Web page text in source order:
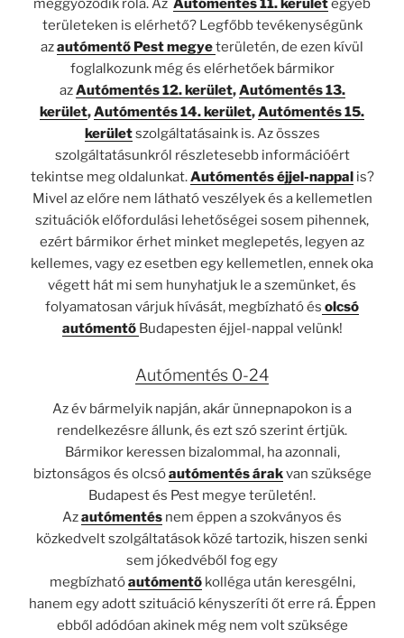
meggyőződik róla. Az Autómentés 11. kerületegyéb
területeken is elérhető? Legfőbb tevékenységünk
azautómentő Pest megyeterületén, de ezen kívül
foglalkozunk még és elérhetőek bármikor
azAutómentés 12. kerület,Autómentés 13.
kerület,Autómentés 14. kerület,Autómentés 15.
kerületszolgáltatásaink is. Az összes
szolgáltatásunkról részletesebb információért
tekintse meg oldalunkat.Autómentés éjjel-nappalis?
Mivel az előre nem látható veszélyek és a kellemetlen
szituációk előfordulási lehetőségei sosem pihennek,
ezért bármikor érhet minket meglepetés, legyen az
kellemes, vagy ez esetben egy kellemetlen, ennek oka
végett hát mi sem hunyhatjuk le a szemünket, és
folyamatosan várjuk hívását, megbízható és olcsó
autómentő Budapesten éjjel-nappal velünk!
Autómentés 0-24
Az év bármelyik napján, akár ünnepnapokon is a
rendelkezésre állunk, és ezt szó szerint értjük.
Bármikor keressen bizalommal, ha azonnali,
biztonságos és olcsóautómentés árakvan szüksége
Budapest és Pest megye területén!.
Azautómentés nem éppen a szokványos és
közkedvelt szolgáltatások közé tartozik, hiszen senki
sem jókedvéből fog egy
megbízhatóautómentőkolléga után keresgélni,
hanem egy adott szituáció kényszeríti őt erre rá. Éppen
ebből adódóan akinek még nem volt szüksége